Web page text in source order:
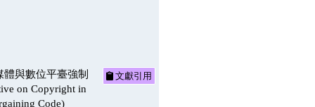
與數位平臺強制
on Copyright in
Code)
文獻引用